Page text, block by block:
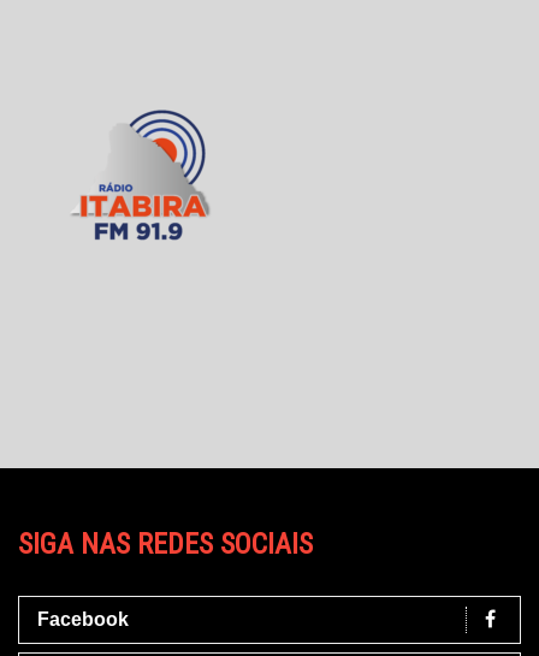
SIGA NAS REDES SOCIAIS
Facebook